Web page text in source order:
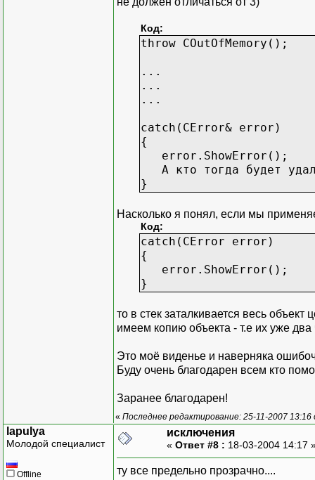
Код:
throw COutOfMemory();
...
...
...
catch(CError& error)
{
error.ShowError();
А кто тогда будет
}
Насколько я понял, если мы
Код:
catch(CError error)
{
error.ShowError();
}
то в стек заталкивается весь
имеем копию объекта - т.е их уже
Это моё виденье и наверняка
Буду очень благодарен всем кто
Заранее благодарен!
« Последнее редактирование: 25-11-2007 13:16
lapulya
Молодой специалист
Offline
исключения
« Ответ #8 : 18-03-2004 14:17
ту все предельно прозрачно....